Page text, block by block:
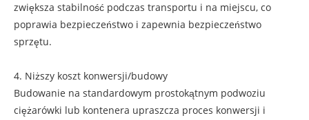
zwiększa stabilność podczas transportu i na miejscu, co
poprawia bezpieczeństwo i zapewnia bezpieczeństwo
sprzętu.
4. Niższy koszt konwersji/budowy
Budowanie na standardowym prostokątnym podwoziu
ciężarówki lub kontenera upraszcza proces konwersji i